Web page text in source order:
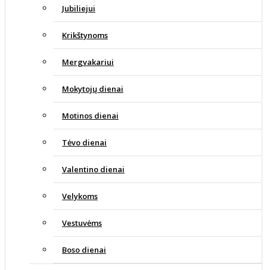
Jubiliejui
Krikštynoms
Mergvakariui
Mokytojų dienai
Motinos dienai
Tėvo dienai
Valentino dienai
Velykoms
Vestuvėms
Boso dienai